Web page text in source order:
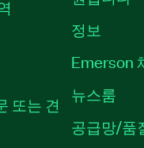
또는 견
정보
Emerson
뉴스룸
공급망/품